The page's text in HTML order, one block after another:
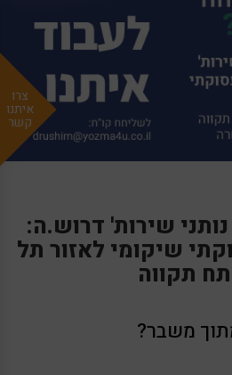
צרו
איתנו
קשר
שירות' דרוש.ה:
שיקומי לאזור תל
תקווה
משבר?